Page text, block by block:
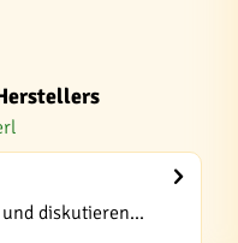
diskutieren...